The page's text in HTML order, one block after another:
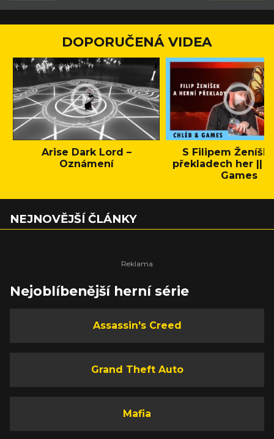
DOPORUČENÁ VIDEA
Arise Dark Lord –
Oznámení
S Filipem
překladech her ||
Games
NEJNOVĚJŠÍ ČLÁNKY
Nejoblíbenější herní série
Assassin's Creed
Grand Theft Auto
Mafia